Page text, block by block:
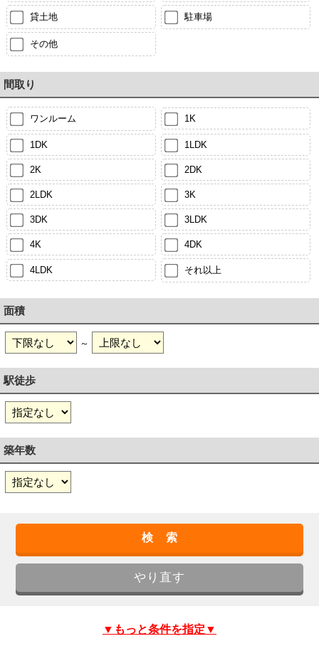
貸土地 駐車場
その他
間取り
ワンルーム 1K
1DK 1LDK
2K 2DK
2LDK 3K
3DK 3LDK
4K 4DK
4LDK それ以上
面積
～
駅徒歩
築年数
▼もっと条件を指定▼